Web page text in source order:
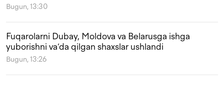
Bugun, 13:30
Fuqarolarni Dubay, Moldova va Belarusga ishga
yuborishni va‘da qilgan shaxslar ushlandi
Bugun, 13:26